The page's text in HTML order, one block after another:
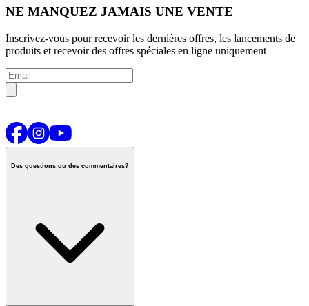
NE MANQUEZ JAMAIS UNE VENTE
Inscrivez-vous pour recevoir les dernières offres, les lancements de
produits et recevoir des offres spéciales en ligne uniquement
Des questions ou des commentaires?